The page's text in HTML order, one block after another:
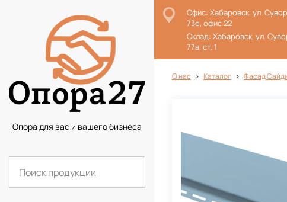
Опора для вас и вашего бизнеса
Офис: Хабаровск, ул.
73е, офис 22
Склад: Хабаровск, ул.
77а, ст. 1
О нас Каталог Фасад